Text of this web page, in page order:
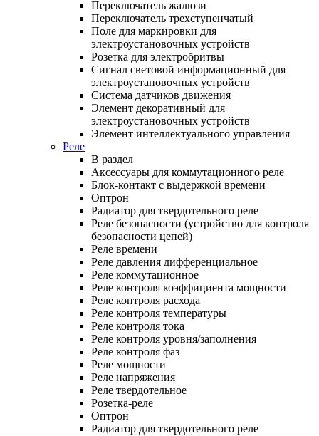
Переключатель жалюзи
Переключатель трехступенчатый
Поле для маркировки для
электроустановочных устройств
Розетка для электробритвы
Сигнал световой информационный для
электроустановочных устройств
Система датчиков движения
Элемент декоративный для
электроустановочных устройств
Элемент интеллектуального управления
Реле
В раздел
Аксессуары для коммутационного реле
Блок-контакт с выдержкой времени
Оптрон
Радиатор для твердотельного реле
Реле безопасности (устройство для контроля
безопасности цепей)
Реле времени
Реле давления дифференциальное
Реле коммутационное
Реле контроля коэффициента мощности
Реле контроля расхода
Реле контроля температуры
Реле контроля тока
Реле контроля уровня/заполнения
Реле контроля фаз
Реле мощности
Реле напряжения
Реле твердотельное
Розетка-реле
Оптрон
Радиатор для твердотельного реле